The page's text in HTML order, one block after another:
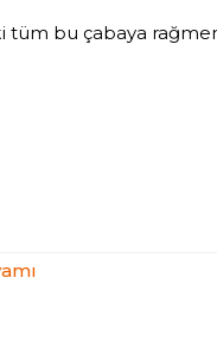
tüm bu çabaya
çerçevesinde